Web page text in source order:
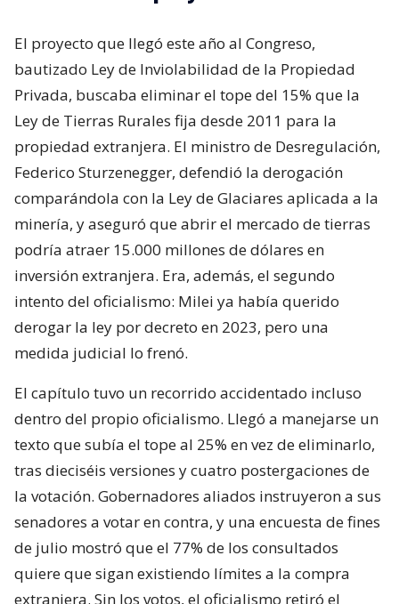
El proyecto que llegó este año al Congreso,
bautizado Ley de Inviolabilidad de la Propiedad
Privada, buscaba eliminar el tope del 15% que la
Ley de Tierras Rurales fija desde 2011 para la
propiedad extranjera. El ministro de Desregulación,
Federico Sturzenegger, defendió la derogación
comparándola con la Ley de Glaciares aplicada a la
minería, y aseguró que abrir el mercado de tierras
podría atraer 15.000 millones de dólares en
inversión extranjera. Era, además, el segundo
intento del oficialismo: Milei ya había querido
derogar la ley por decreto en 2023, pero una
medida judicial lo frenó.
El capítulo tuvo un recorrido accidentado incluso
dentro del propio oficialismo. Llegó a manejarse un
texto que subía el tope al 25% en vez de eliminarlo,
tras dieciséis versiones y cuatro postergaciones de
la votación. Gobernadores aliados instruyeron a sus
senadores a votar en contra, y una encuesta de fines
de julio mostró que el 77% de los consultados
quiere que sigan existiendo límites a la compra
extranjera. Sin los votos, el oficialismo retiró el